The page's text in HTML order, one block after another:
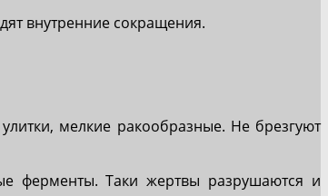
внутренние сокращения.
мелкие ракообразные. Не брезгуют
ферменты. Таки жертвы разрушаются и